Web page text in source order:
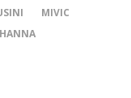
MIVIC